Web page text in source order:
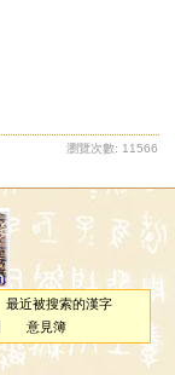
瀏覽次數: 11566
最近被搜索的漢字
意見簿